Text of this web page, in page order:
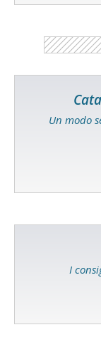
Un modo
I